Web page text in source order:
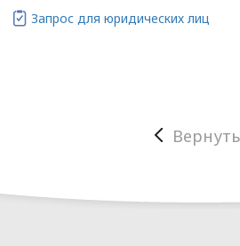
Запрос для юридических лиц
1.3. Локальные
на основании
отношении